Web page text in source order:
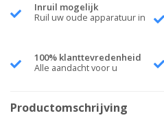
Inruil mogelijk
Ruil uw oude apparatuur in
100% klanttevredenheid
Alle aandacht voor u
Productomschrijving